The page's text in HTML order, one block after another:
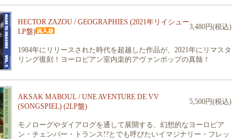
HECTOR ZAZOU / GEOGRAPHIES (2021年リイシュー
LP盤)
3,480円(税込)
1984年にリリースされた時代を超越した作品が、2021年にリマスタ
リング復刻！ヨーロピアン室内楽的アヴァンポップの真髄！
AKSAK MABOUL / UNE AVENTURE DE VV
(SONGSPIEL) (2LP盤)
5,500円(税込)
モノローグやダイアログを通して展開する、幻想的なヨーロピア
ン・チェンバー・トランス!?とでも呼びたいイマジナリー・フレッ